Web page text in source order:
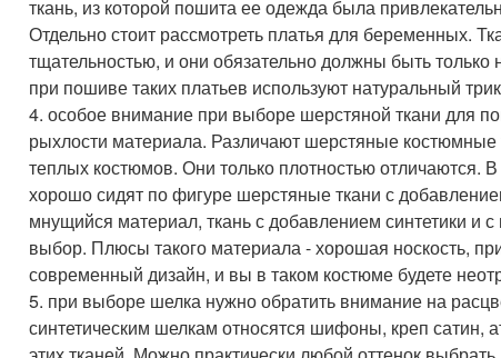
ткань, из которой пошита ее одежда была
Отдельно стоит рассмотреть платья для беременных.
тщательностью, и они обязательно должны быть
при пошиве таких платьев используют натуральный
4. особое внимание при выборе шерстяной ткани для
рыхлости материала. Различают шерстяные костюмные
теплых костюмов. Они только плотностью отличаются.
хорошо сидят по фигуре шерстяные ткани с
мнущийся материал, ткань с добавлением синтетики
выбор. Плюсы такого материала - хорошая носкость,
современный дизайн, и вы в таком костюме будете
5. при выборе шелка нужно обратить внимание на
синтетическим шелкам относятся шифоны, креп сатин,